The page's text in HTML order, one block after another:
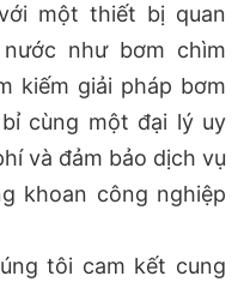
một thiết bị quan
như bơm chìm
kiếm giải pháp bơm
cùng một đại lý uy
và đảm bảo dịch vụ
khoan công nghiệp
tôi cam kết cung